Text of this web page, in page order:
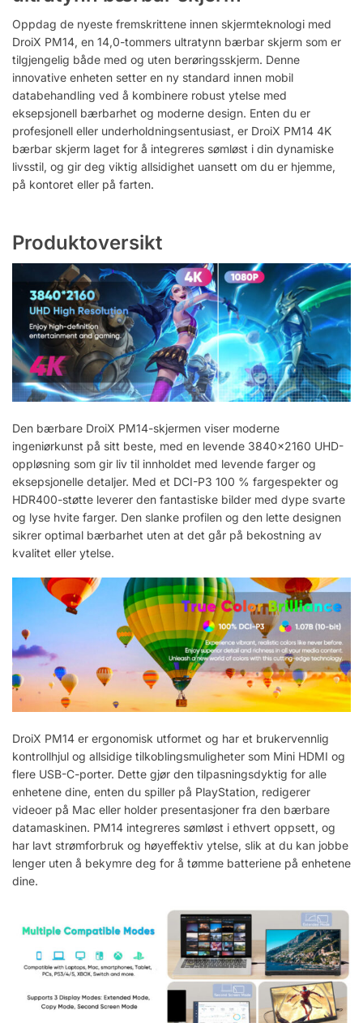
Oppdag de nyeste fremskrittene innen skjermteknologi med
DroiX PM14, en 14,0-tommers ultratynn bærbar skjerm som er
tilgjengelig både med og uten berøringsskjerm. Denne
innovative enheten setter en ny standard innen mobil
databehandling ved å kombinere robust ytelse med
eksepsjonell bærbarhet og moderne design. Enten du er
profesjonell eller underholdningsentusiast, er DroiX PM14 4K
bærbar skjerm laget for å integreres sømløst i din dynamiske
livsstil, og gir deg viktig allsidighet uansett om du er hjemme,
på kontoret eller på farten.
Produktoversikt
Den bærbare DroiX PM14-skjermen viser moderne
ingeniørkunst på sitt beste, med en levende 3840×2160 UHD-
oppløsning som gir liv til innholdet med levende farger og
eksepsjonelle detaljer. Med et DCI-P3 100 % fargespekter og
HDR400-støtte leverer den fantastiske bilder med dype svarte
og lyse hvite farger. Den slanke profilen og den lette designen
sikrer optimal bærbarhet uten at det går på bekostning av
kvalitet eller ytelse.
DroiX PM14 er ergonomisk utformet og har et brukervennlig
kontrollhjul og allsidige tilkoblingsmuligheter som Mini HDMI og
flere USB-C-porter. Dette gjør den tilpasningsdyktig for alle
enhetene dine, enten du spiller på PlayStation, redigerer
videoer på Mac eller holder presentasjoner fra den bærbare
datamaskinen. PM14 integreres sømløst i ethvert oppsett, og
har lavt strømforbruk og høyeffektiv ytelse, slik at du kan jobbe
lenger uten å bekymre deg for å tømme batteriene på enhetene
dine.